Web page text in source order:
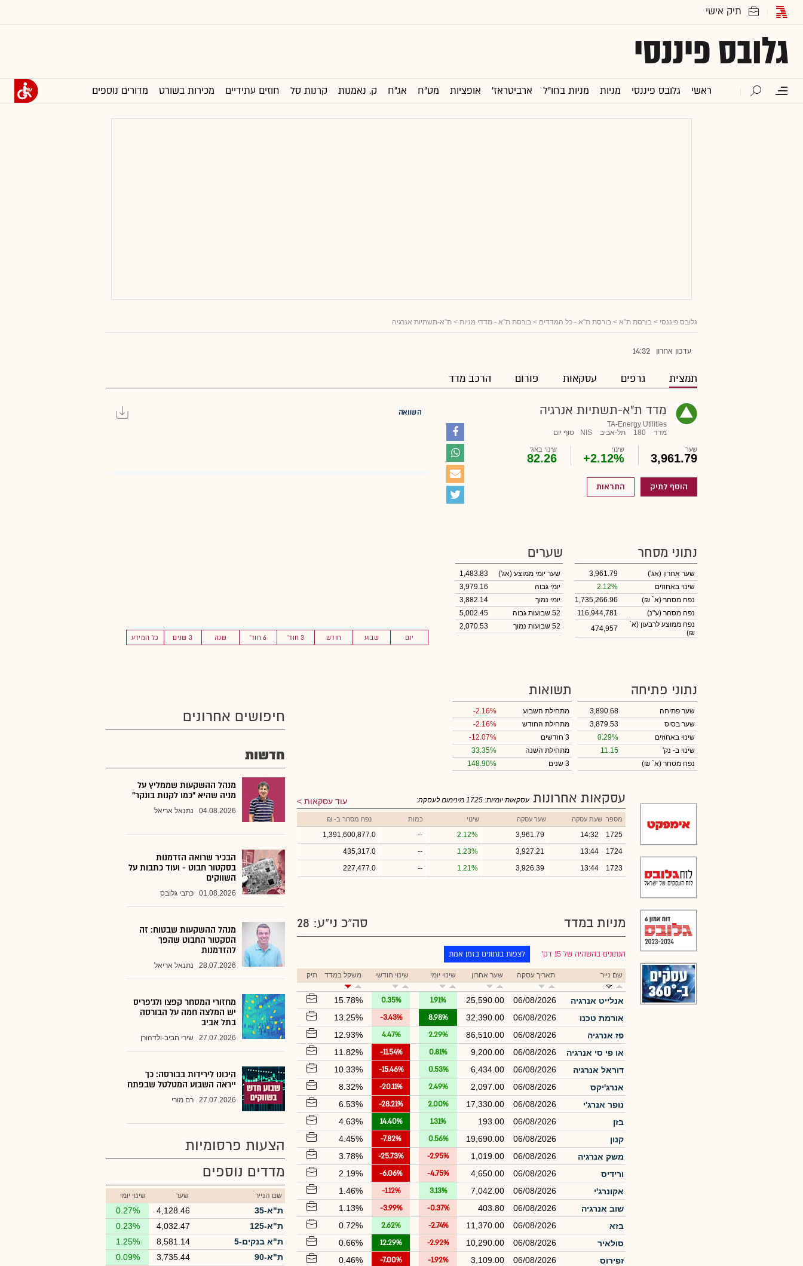
גלובס פיננסי
ראשי גלובס פיננסי מניות מניות בחו"ל ארביטראז' אופציות מט"ח אג"ח ק. נאמנות קרנות סל חוזים עתידיים מכירות בשורט מדורים נוספים
גלובס פיננסי > בורסת ת"א > בורסת ת"א - כל המדדים > בורסת ת"א - מדדי מניות > ת"א-תשתיות אנרגיה
עדכון אחרון 14:32
תמצית גרפים עסקאות פורום הרכב מדד
מדד ת"א-תשתיות אנרגיה
TA-Energy Utilities
מדד
180 תל-אביב NIS סוף יום
שער
3,961.79
שינוי
+2.12%
שינוי באג'
82.26
הוסף לתיק התראות
השוואה
יום שבוע חודש 3 חוד' 6 חוד' שנה 3 שנים כל המידע
נתוני מסחר
שער אחרון (אג')
3,961.79
שינוי באחוזים
2.12%
נפח מסחר (א` ₪)
1,735,266.96
נפח מסחר (ע"נ)
116,944,781
נפח ממוצע לרבעון (א`
₪)
474,957
שערים
שער יומי ממוצע (אג')
1,483.83
יומי גבוה
3,979.16
יומי נמוך
3,882.14
52 שבועות גבוה
5,002.45
52 שבועות נמוך
2,070.53
נתוני פתיחה
שער פתיחה
3,890.68
שער בסיס
3,879.53
שינוי באחוזים
0.29%
שינוי ב- נק'
11.15
נפח מסחר (א` ₪)
תשואות
מתחילת השבוע
-2.16%
מתחילת החודש
-2.16%
3 חודשים
-12.07%
מתחילת השנה
33.35%
3 שנים
148.90%
עסקאות אחרונות עוד עסקאות עסקאות יומיות: 1725 מינימום לעסקה:
מספר שעת עסקה שער עסקה שינוי כמות נפח מסחר ב- ₪
1725
14:32
3,961.79
2.12%
--
1,391,600,877.0
1724
13:44
3,927.21
1.23%
--
435,317.0
1723
13:44
3,926.39
1.21%
--
227,477.0
מניות במדד סה"כ ני"ע: 28
הנתונים בהשהיה של 15 דק׳ לצפות בנתונים בזמן אמת
שם נייר תאריך עסקה שער אחרון שינוי יומי שינוי חודשי משקל במדד תיק
אנלייט אנרגיה 06/08/2026
25,590.00
1.91%
0.35%
15.78%
אורמת טכנו
06/08/2026
32,390.00
8.98%
-3.43%
13.25%
פז אנרגיה
06/08/2026
86,510.00
2.29%
4.47%
12.93%
או פי סי אנרגיה
06/08/2026
9,200.00
0.81%
-11.54%
11.82%
דוראל אנרגיה
06/08/2026
6,434.00
0.53%
-15.46%
10.33%
אנרג'יקס
06/08/2026
2,097.00
2.49%
-20.11%
8.32%
נופר אנרג'י
06/08/2026
17,330.00
2.00%
-28.21%
6.53%
בזן
06/08/2026
193.00
1.31%
14.40%
4.63%
קנון
06/08/2026
19,690.00
0.56%
-7.82%
4.45%
משק אנרגיה
06/08/2026
1,019.00
-2.95%
-25.73%
3.78%
ורידיס
06/08/2026
4,650.00
-4.75%
-6.06%
2.19%
אקונרג'י
06/08/2026
7,042.00
3.13%
-1.12%
1.46%
שוב אנרגיה
06/08/2026
403.80
-0.37%
-3.99%
1.13%
בזא
06/08/2026
11,370.00
-2.74%
2.62%
0.72%
סולאיר
06/08/2026
10,290.00
-2.92%
12.29%
0.66%
זפירוס
06/08/2026
3,109.00
-1.92%
-7.00%
0.46%
חיפושים אחרונים
חדשות
מנהל ההשקעות שממליץ על
מניה שהיא "כמו לקנות בונקר"
04.08.2026 נתנאל אריאל
הבכיר שרואה הזדמנות
בסקטור חבוט - ועוד כתבות על
השווקים
01.08.2026 כתבי גלובס
מנהל ההשקעות שבטוח: זה
הסקטור החבוט שהפך
להזדמנות
28.07.2026 נתנאל אריאל
מחזורי המסחר קפצו ולג'פריס
יש המלצה חמה על הבורסה
בתל אביב
27.07.2026 שירי חביב-ולדהורן
היכונו לירידות בבורסה: כך
ייראה השבוע המטלטל שבפתח
27.07.2026 רם מורי
הצעות פרסומיות
מדדים נוספים
שם הנייר שער שינוי יומי
ת"א-35 4,128.46
0.27%
ת"א-125
4,032.47
0.23%
ת"א בנקים-5
8,581.14
1.25%
ת"א-90
3,735.44
0.09%